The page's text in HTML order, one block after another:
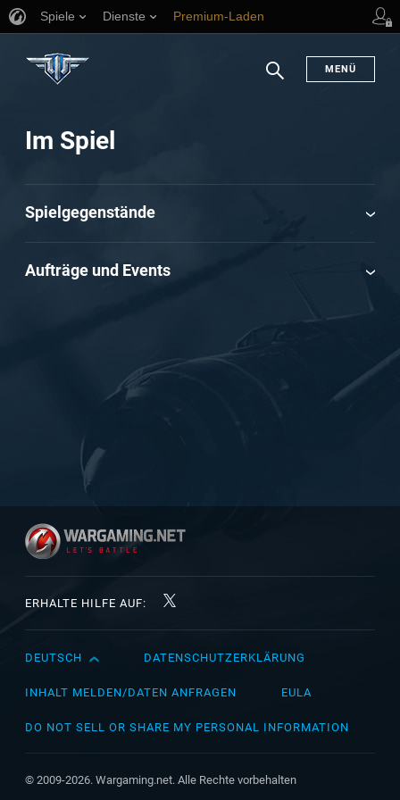
Spiele Dienste Premium-Laden
Suchen
MENÜ
Im Spiel
Spielgegenstände
Aufträge und Events
ERHALTE HILFE AUF:
English
Čeština
Español (México)
DEUTSCH DATENSCHUTZERKLÄRUNG
INHALT MELDEN/DATEN ANFRAGEN EULA
DO NOT SELL OR SHARE MY PERSONAL INFORMATION
© 2009-2026. Wargaming.net. Alle Rechte vorbehalten